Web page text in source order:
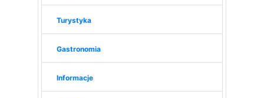
Turystyka
Gastronomia
Informacje